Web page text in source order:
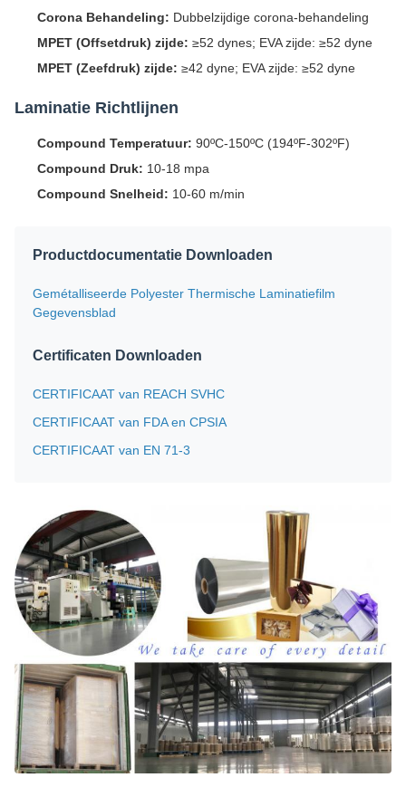
Corona Behandeling: Dubbelzijdige corona-behandeling
MPET (Offsetdruk) zijde: ≥52 dynes; EVA zijde: ≥52 dyne
MPET (Zeefdruk) zijde: ≥42 dyne; EVA zijde: ≥52 dyne
Laminatie Richtlijnen
Compound Temperatuur: 90ºC-150ºC (194ºF-302ºF)
Compound Druk: 10-18 mpa
Compound Snelheid: 10-60 m/min
Productdocumentatie Downloaden
Gemétalliseerde Polyester Thermische Laminatiefilm
Gegevensblad
Certificaten Downloaden
CERTIFICAAT van REACH SVHC
CERTIFICAAT van FDA en CPSIA
CERTIFICAAT van EN 71-3